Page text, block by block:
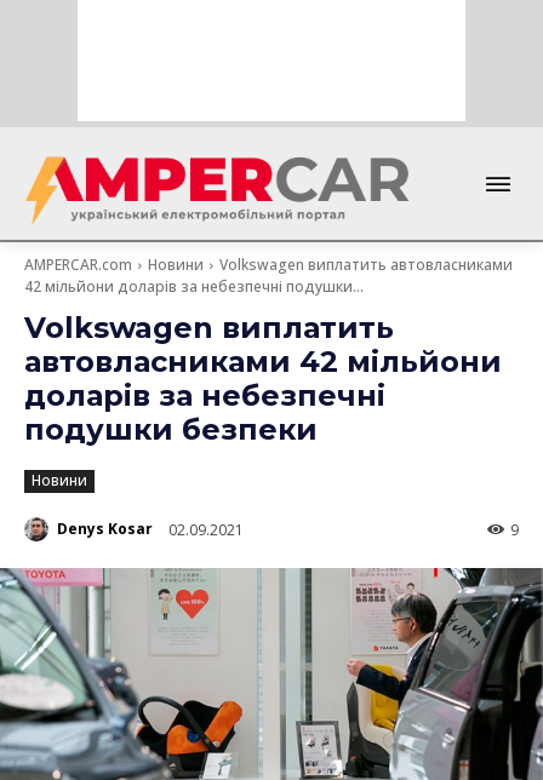
AMPERCAR.com Новини
Volkswagen виплатить автовласниками
42 мільйони доларів за небезпечні подушки...
Volkswagen виплатить
автовласниками 42 мільйони
доларів за небезпечні
подушки безпеки
Новини
Denys Kosar 02.09.2021 9